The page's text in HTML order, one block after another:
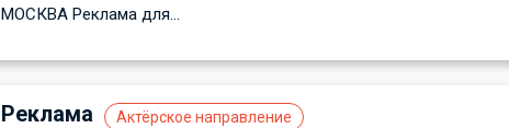
МОСКВА Реклама для...
Реклама Актёрское направление